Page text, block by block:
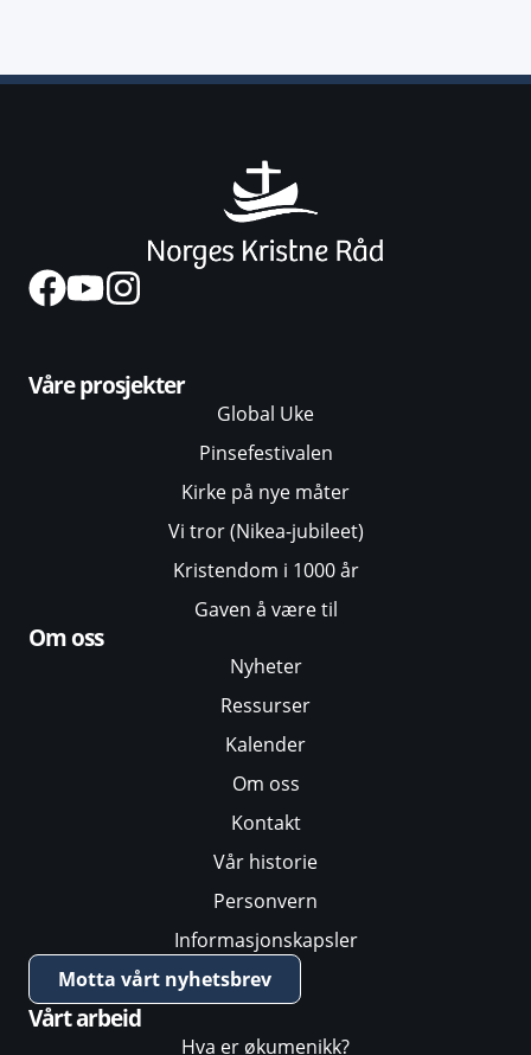
Våre prosjekter
Global Uke
Pinsefestivalen
Kirke på nye måter
Vi tror (Nikea-jubileet)
Kristendom i 1000 år
Gaven å være til
Om oss
Nyheter
Ressurser
Kalender
Om oss
Kontakt
Vår historie
Personvern
Informasjonskapsler
Motta vårt nyhetsbrev
Vårt arbeid
Hva er økumenikk?